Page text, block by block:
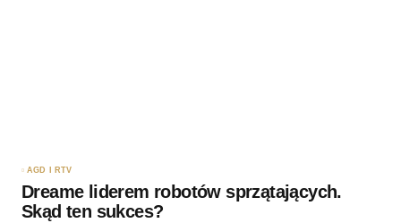
AGD I RTV
Dreame liderem robotów sprzątających.
Skąd ten sukces?